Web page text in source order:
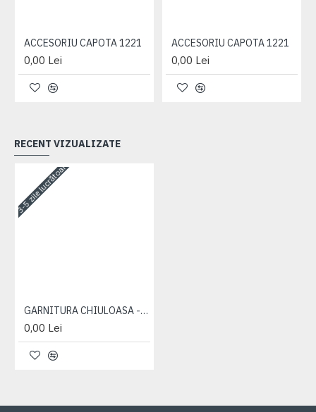
ACCESORIU CAPOTA 1221
0,00 Lei
ACCESORIU CAPOTA 1221
0,00 Lei
RECENT VIZUALIZATE
3-5 zile lucrătoare
GARNITURA CHIULOASA - METAL
0,00 Lei